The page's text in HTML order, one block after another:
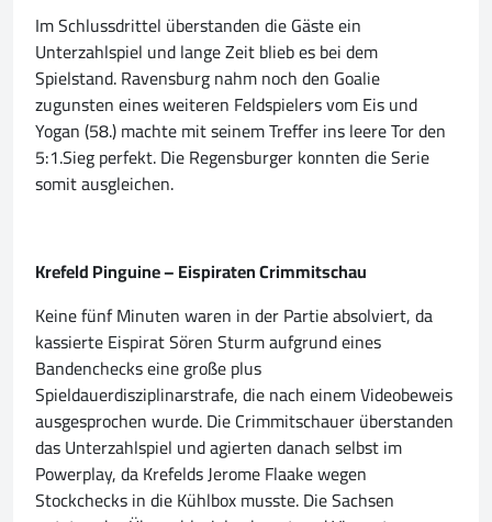
Im Schlussdrittel überstanden die Gäste ein
Unterzahlspiel und lange Zeit blieb es bei dem
Spielstand. Ravensburg nahm noch den Goalie
zugunsten eines weiteren Feldspielers vom Eis und
Yogan (58.) machte mit seinem Treffer ins leere Tor den
5:1.Sieg perfekt. Die Regensburger konnten die Serie
somit ausgleichen.
Krefeld Pinguine – Eispiraten Crimmitschau
Keine fünf Minuten waren in der Partie absolviert, da
kassierte Eispirat Sören Sturm aufgrund eines
Bandenchecks eine große plus
Spieldauerdisziplinarstrafe, die nach einem Videobeweis
ausgesprochen wurde. Die Crimmitschauer überstanden
das Unterzahlspiel und agierten danach selbst im
Powerplay, da Krefelds Jerome Flaake wegen
Stockchecks in die Kühlbox musste. Die Sachsen